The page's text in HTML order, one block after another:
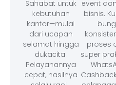
Sahabat untuk
kebutuhan
kantor—mulai
dari ucapan
selamat hingga
dukacita.
Pelayanannya
cepat, hasilnya
event
bisnis.
proses
super